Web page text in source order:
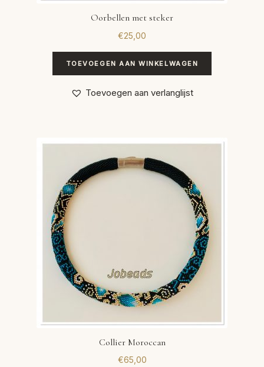
Oorbellen met steker
€25,00
TOEVOEGEN AAN WINKELWAGEN
Toevoegen aan verlanglijst
Collier Moroccan
€65,00